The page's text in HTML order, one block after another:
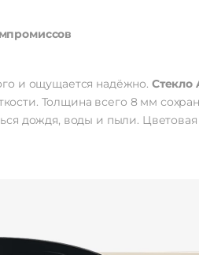
Функции
и ощущается надёжно. Стекло
Толщина всего 8 мм
дождя, воды и пыли.